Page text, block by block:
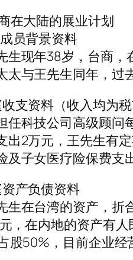
在大陆的展业计划
员背景资料
生现年38岁，台商
太与王先生同年，过
支资料（收入均为税
任科技公司高级顾问
出2万元，王先生有
及子女医疗险保费支
产负债资料
生在台湾的资产，折
，在内地的资产有
股50%，目前企业经